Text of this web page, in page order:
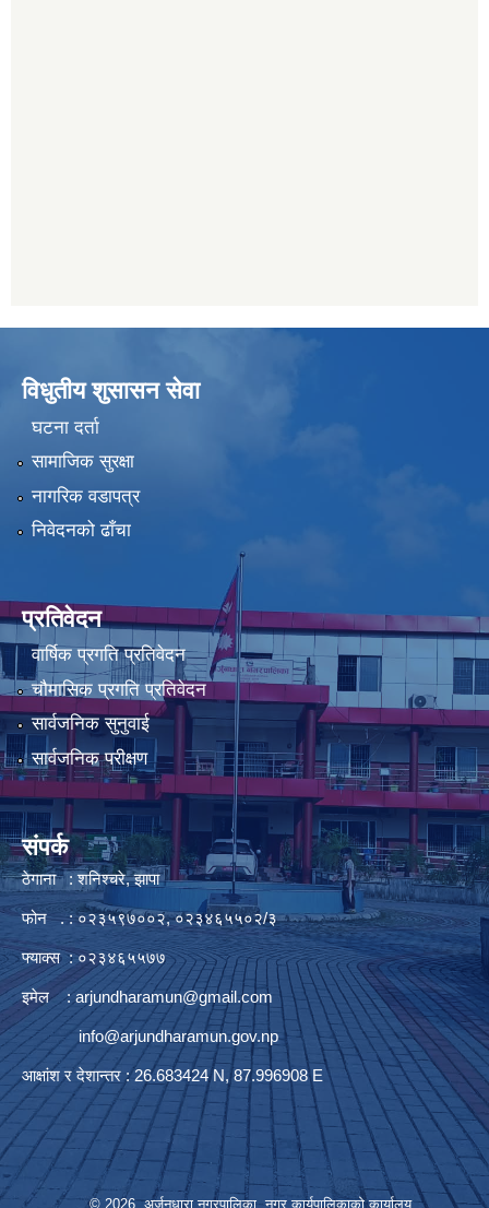
विधुतीय शुसासन सेवा
घटना दर्ता
सामाजिक सुरक्षा
नागरिक वडापत्र
निवेदनको ढाँचा
प्रतिवेदन
वार्षिक प्रगति प्रतिवेदन
चौमासिक प्रगति प्रतिवेदन
सार्वजनिक सुनुवाई
सार्वजनिक परीक्षण
संपर्क
ठेगाना : शनिश्चरे, झापा
फोन . : ०२३५९७००२, ०२३४६५५०२/३
फ्याक्स : ०२३४६५५७७
इमेल :arjundharamun@gmail.com
info@arjundharamun.gov.np
आक्षांश र देशान्तर : 26.683424 N, 87.996908 E
© 2026 अर्जुनधारा नगरपालिका, नगर कार्यपालिकाको कार्यालय